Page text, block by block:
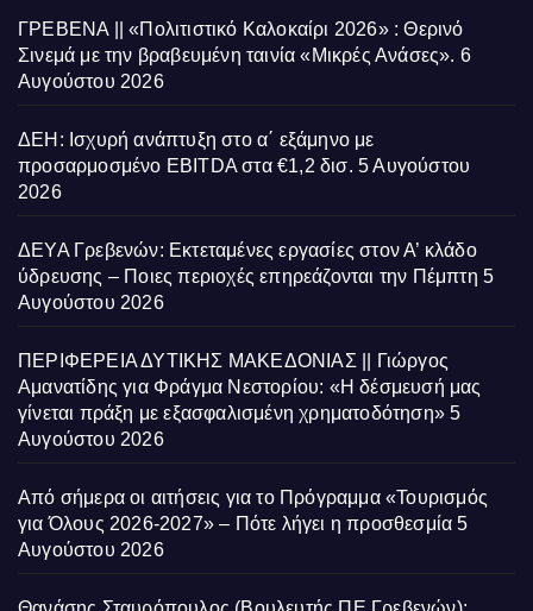
ΓΡΕΒΕΝΑ || «Πολιτιστικό Καλοκαίρι 2026» : Θερινό
Σινεμά με την βραβευμένη ταινία «Μικρές Ανάσες». 6
Αυγούστου 2026
ΔΕΗ: Ισχυρή ανάπτυξη στο α΄ εξάμηνο με
προσαρμοσμένο EBITDA στα €1,2 δισ. 5 Αυγούστου
2026
ΔΕΥΑ Γρεβενών: Εκτεταμένες εργασίες στον Α’ κλάδο
ύδρευσης – Ποιες περιοχές επηρεάζονται την Πέμπτη 5
Αυγούστου 2026
ΠΕΡΙΦΕΡΕΙΑ ΔΥΤΙΚΗΣ ΜΑΚΕΔΟΝΙΑΣ || Γιώργος
Αμανατίδης για Φράγμα Νεστορίου: «Η δέσμευσή μας
γίνεται πράξη με εξασφαλισμένη χρηματοδότηση» 5
Αυγούστου 2026
Από σήμερα οι αιτήσεις για το Πρόγραμμα «Τουρισμός
για Όλους 2026-2027» – Πότε λήγει η προσθεσμία 5
Αυγούστου 2026